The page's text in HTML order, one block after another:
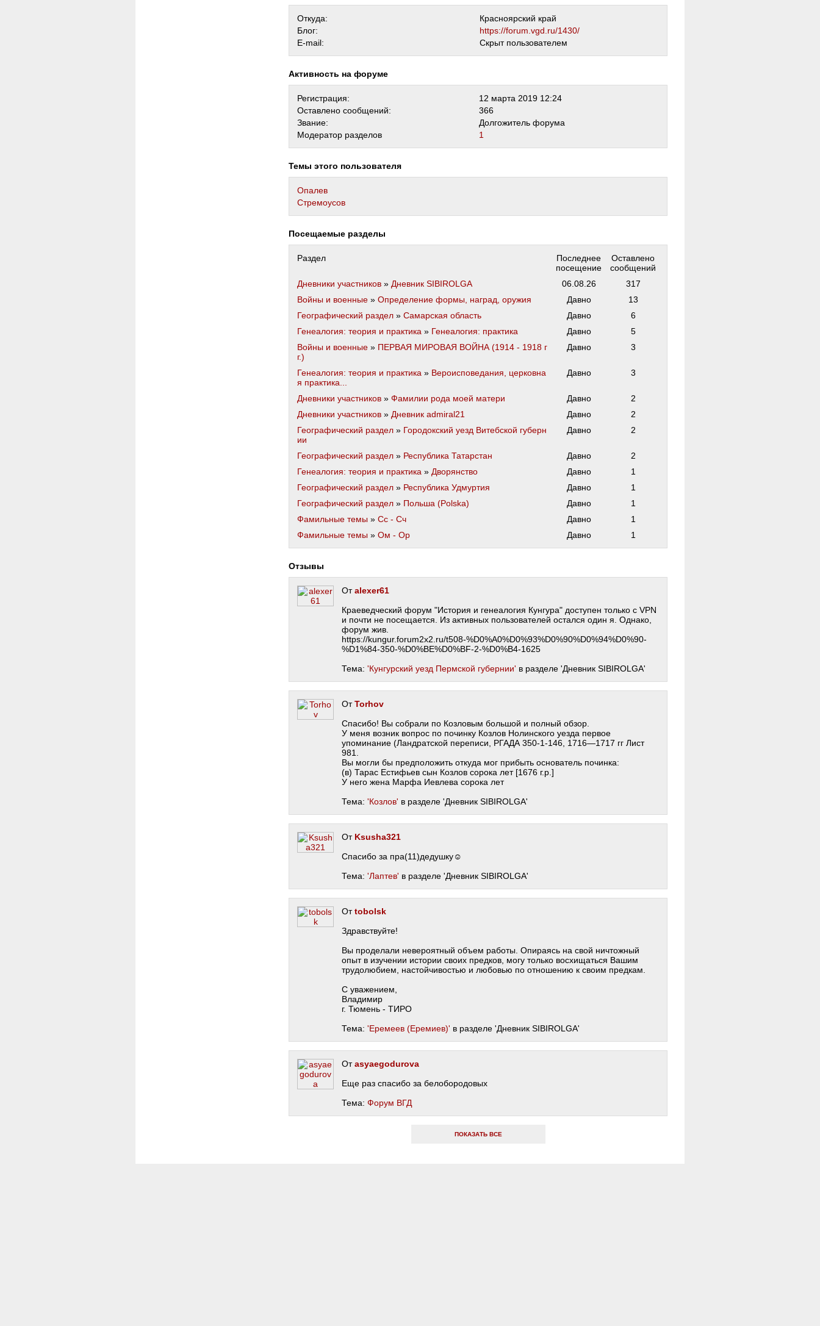
Откуда:
Красноярский край
Блог:
https://forum.vgd.ru/1430/
E-mail:
Скрыт пользователем
Активность на форуме
Регистрация:
12 марта 2019 12:24
Оставлено сообщений:
366
Звание:
Долгожитель форума
Модератор разделов
1
Темы этого пользователя
Опалев
Стремоусов
Посещаемые разделы
Раздел
Последнее
посещение
Оставлено
сообщений
Дневники участников » Дневник SIBIROLGA 06.08.26
317
Войны и военные » Определение формы, наград, оружия Давно
13
Географический раздел » Самарская область Давно
6
Генеалогия: теория и практика » Генеалогия: практика Давно
5
Войны и военные » ПЕРВАЯ МИРОВАЯ ВОЙНА (1914 - 1918 г
г.)
Давно 3
Генеалогия: теория и практика » Вероисповедания, церковна
я практика...
Давно 3
Дневники участников » Фамилии рода моей матери Давно
2
Дневники участников » Дневник admiral21 Давно
2
Географический раздел » Городокский уезд Витебской губерн
ии
Давно 2
Географический раздел » Республика Татарстан Давно
2
Генеалогия: теория и практика » Дворянство Давно
1
Географический раздел » Республика Удмуртия Давно
1
Географический раздел » Польша (Polska) Давно
1
Фамильные темы » Сс - Сч Давно
1
Фамильные темы » Ом - Ор Давно 1
Отзывы
Отalexer61
Краеведческий форум "История и генеалогия Кунгура" доступен только с VPN
и почти не посещается. Из активных пользователей остался один я. Однако,
форум жив.
https://kungur.forum2x2.ru/t508-%D0%A0%D0%93%D0%90%D0%94%D0%90-
%D1%84-350-%D0%BE%D0%BF-2-%D0%B4-1625
Тема: 'Кунгурский уезд Пермской губернии' в разделе 'Дневник SIBIROLGA'
ОтTorhov
Спасибо! Вы собрали по Козловым большой и полный обзор.
У меня возник вопрос по починку Козлов Нолинского уезда первое
упоминание (Ландратской переписи, РГАДА 350-1-146, 1716—1717 гг Лист
981.
Вы могли бы предположить откуда мог прибыть основатель починка:
(в) Тарас Естифьев сын Козлов сорока лет [1676 г.р.]
У него жена Марфа Иевлева сорока лет
Тема: 'Козлов' в разделе 'Дневник SIBIROLGA'
От Ksusha321
Спасибо за пра(11)дедушку☺️
Тема: 'Лаптев' в разделе 'Дневник SIBIROLGA'
Отtobolsk
Здравствуйте!
Вы проделали невероятный объем работы. Опираясь на свой ничтожный
опыт в изучении истории своих предков, могу только восхищаться Вашим
трудолюбием, настойчивостью и любовью по отношению к своим предкам.
С уважением,
Владимир
г. Тюмень - ТИРО
Тема: 'Еремеев (Еремиев)' в разделе 'Дневник SIBIROLGA'
Отasyaegodurova
Еще раз спасибо за белобородовых
Тема: Форум ВГД
ПОКАЗАТЬ ВСЕ